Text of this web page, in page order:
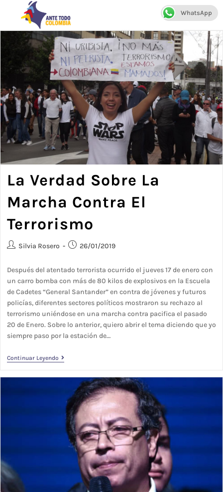
Menú
La Verdad Sobre La
Marcha Contra El
Terrorismo
Silvia Rosero 26/01/2019
Después del atentado terrorista ocurrido el jueves 17 de enero con
un carro bomba con más de 80 kilos de explosivos en la Escuela
de Cadetes “General Santander” en contra de jóvenes y futuros
policías, diferentes sectores políticos mostraron su rechazo al
terrorismo uniéndose en una marcha contra pacifica el pasado
20 de Enero. Sobre lo anterior, quiero abrir el tema diciendo que yo
siempre paso por la estación de…
Continuar Leyendo
WhatsApp